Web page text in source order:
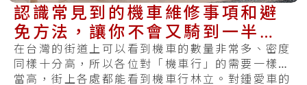
認識常見到的機車維修事項和避
免方法，讓你不會又騎到一半出
問題！
在台灣的街道上可以看到機車的數量非常多、密度
同樣十分高，所以各位對「機車行」的需要一樣相
當高，街上各處都能看到機車行林立。對鍾愛車的